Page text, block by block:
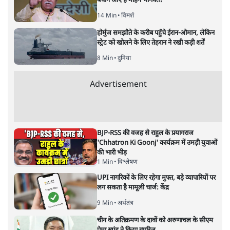
बदलाव की देहलीज पर ठहरा हुआ
सतीश झा
मोदी सरकार का बजट 2026 बड़े बदलाव का वादा करता दिखता है,
लेकिन क्या वह देहलीज़ पार कर पाया? नीतिगत झिझक, अधूरे सुधार
और ठहरे फैसलों के बीच बजट की आलोचनात्मक समीक्षा पढ़िए।